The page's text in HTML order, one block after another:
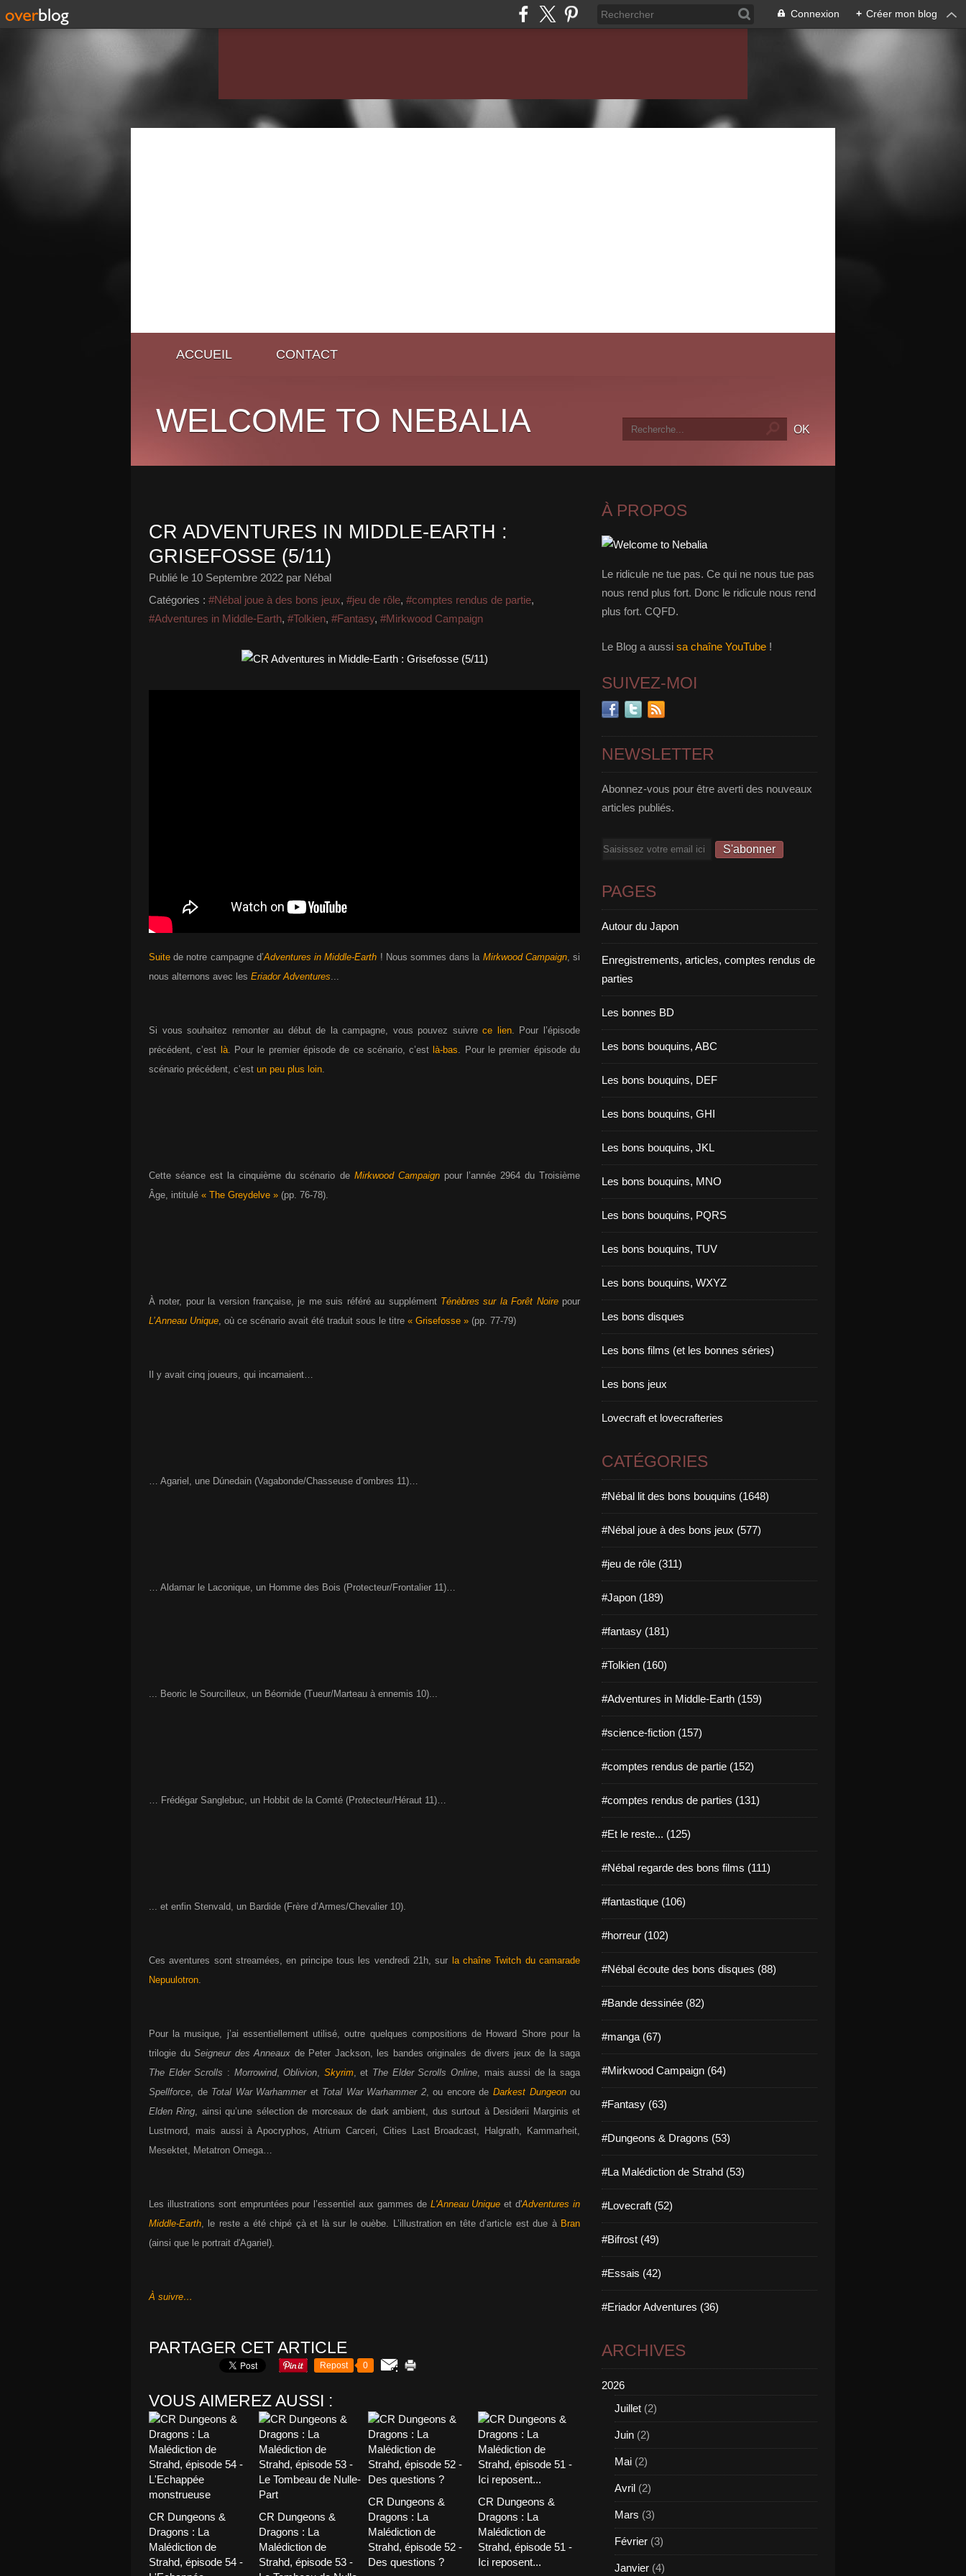
Connexion + Créer mon blog
ACCUEIL CONTACT
WELCOME TO NEBALIA
CR ADVENTURES IN MIDDLE-EARTH :
GRISEFOSSE (5/11)
Publié le 10 Septembre 2022 par Nébal
Catégories : #Nébal joue à des bons jeux, #jeu de rôle, #comptes rendus de partie,
#Adventures in Middle-Earth, #Tolkien, #Fantasy, #Mirkwood Campaign
Suite de notre campagne d’Adventures in Middle-Earth ! Nous sommes dans la Mirkwood Campaign, si
nous alternons avec les Eriador Adventures
Si vous souhaitez remonter au début de la campagne, vous pouvez suivrece lien. Pour l’épisode
précédent, c’est là. Pour le premier épisode de ce scénario, c’estlà-bas . Pour le premier épisode du
scénario précédent, c’est un peu plus loin
Cette séance est la cinquième du scénario de Mirkwood Campaign pour l’année 2964 du Troisième
Âge, intitulé « The Greydelve » (pp. 76-78).
À noter, pour la version française, je me suis référé au supplément Ténèbres sur la Forêt Noirepour
L’Anneau Unique , où ce scénario avait été traduit sous le titre « Grisefosse » (pp. 77-79)
Il y avait cinq joueurs, qui incarnaient…
… Agariel, une Dúnedain (Vagabonde/Chasseuse d’ombres 11)…
… Aldamar le Laconique, un Homme des Bois (Protecteur/Frontalier 11)…
... Beoric le Sourcilleux, un Béornide (Tueur/Marteau à ennemis 10)...
… Frédégar Sanglebuc, un Hobbit de la Comté (Protecteur/Héraut 11)…
... et enfin Stenvald, un Bardide (Frère d’Armes/Chevalier 10).
Ces aventures sont streamées, en principe tous les vendredi 21h, sur la chaîne Twitch du camarade
Nepuulotron
Pour la musique, j’ai essentiellement utilisé, outre quelques compositions de Howard Shore pour la
trilogie du Seigneur des Anneaux de Peter Jackson, les bandes originales de divers jeux de la saga
The Elder Scrolls : Morrowind,Oblivion Skyrim, et The Elder Scrolls Online, mais aussi de la saga
Spellforce , de Total War Warhammer et Total War Warhammer 2, ou encore de Darkest Dungeonou
Elden Ring , ainsi qu’une sélection de morceaux de dark ambient, dus surtout à Desiderii Marginis et
Lustmord, mais aussi à Apocryphos, Atrium Carceri, Cities Last Broadcast, Halgrath, Kammarheit,
Mesektet, Metatron Omega…
Les illustrations sont empruntées pour l’essentiel aux gammes de L'Anneau Unique et d'Adventures in
Middle-Earth , le reste a été chipé çà et là sur le ouèbe. L’illustration en tête d’article est due à Bran
(ainsi que le portrait d'Agariel).
À suivre…
PARTAGER CET ARTICLE
Repost 0
VOUS AIMEREZ AUSSI :
CR Dungeons &
Dragons : La
Malédiction de
Strahd, épisode 54 -
CR Dungeons &
Dragons : La
Malédiction de
Strahd, épisode 53 -
CR Dungeons &
Dragons : La
Malédiction de
Strahd, épisode 52 -
Des questions ?
CR Dungeons &
Dragons : La
Malédiction de
Strahd, épisode 51 -
Ici reposent...
À PROPOS
Le ridicule ne tue pas. Ce qui ne nous tue pas
nous rend plus fort. Donc le ridicule nous rend
plus fort. CQFD.
Le Blog a aussi sa chaîne YouTube !
SUIVEZ-MOI
NEWSLETTER
Abonnez-vous pour être averti des nouveaux
articles publiés.
Email
PAGES
Autour du Japon
Enregistrements, articles, comptes rendus de
parties
Les bonnes BD
Les bons bouquins, ABC
Les bons bouquins, DEF
Les bons bouquins, GHI
Les bons bouquins, JKL
Les bons bouquins, MNO
Les bons bouquins, PQRS
Les bons bouquins, TUV
Les bons bouquins, WXYZ
Les bons disques
Les bons films (et les bonnes séries)
Les bons jeux
Lovecraft et lovecrafteries
CATÉGORIES
#Nébal lit des bons bouquins (1648)
#Nébal joue à des bons jeux (577)
#jeu de rôle (311)
#Japon (189)
#fantasy (181)
#Tolkien (160)
#Adventures in Middle-Earth (159)
#science-fiction (157)
#comptes rendus de partie (152)
#comptes rendus de parties (131)
#Et le reste... (125)
#Nébal regarde des bons films (111)
#fantastique (106)
#horreur (102)
#Nébal écoute des bons disques (88)
#Bande dessinée (82)
#manga (67)
#Mirkwood Campaign (64)
#Fantasy (63)
#Dungeons & Dragons (53)
#La Malédiction de Strahd (53)
#Lovecraft (52)
#Bifrost (49)
#Essais (42)
#Eriador Adventures (36)
ARCHIVES
2026
Juillet (2)
Juin (2)
Mai (2)
Avril (2)
Mars (3)
Février (3)
Janvier (4)